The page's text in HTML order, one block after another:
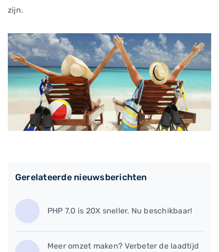
zijn.
Gerelateerde nieuwsberichten
PHP 7.0 is 20X sneller. Nu beschikbaar!
Meer omzet maken? Verbeter de laadtijd